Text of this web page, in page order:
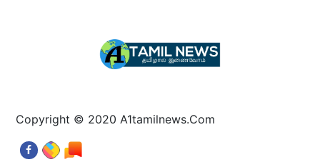
Copyright © 2020 A1tamilnews.Com